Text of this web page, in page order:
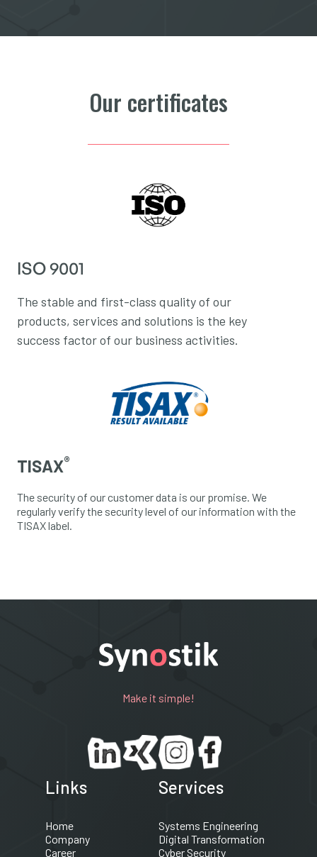
Our certificates
ISO 9001
The stable and first-class quality of our
products, services and solutions is the key
success factor of our business activities.
TISAX®
The security of our customer data is our promise. We
regularly verify the security level of our information with the
TISAX label.
Make it simple!
Links
Home
Company
Career
Services
Systems Engineering
Digital Transformation
Cyber Security